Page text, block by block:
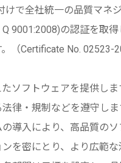
けで全社統一の品質マネ
9001:2008)の認証を取
（Certificate No. 02523-
ソフトウェアを提供しま
律・規制などを遵守しま
導入により、高品質のソ
を密にとり、より広範な